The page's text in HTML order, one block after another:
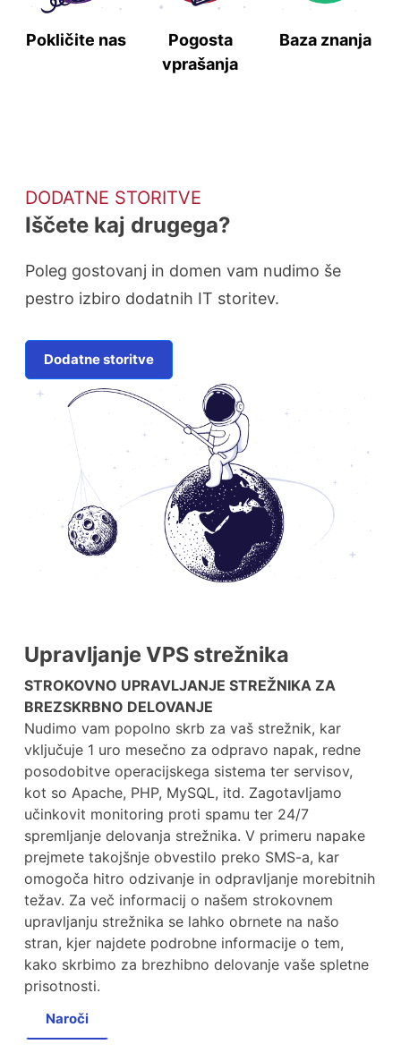
Pokličite nas
Pogosta
vprašanja
Baza znanja
DODATNE STORITVE
Iščete kaj drugega?
Poleg gostovanj in domen vam nudimo še
pestro izbiro dodatnih IT storitev.
Dodatne storitve
Upravljanje VPS strežnika
STROKOVNO UPRAVLJANJE STREŽNIKA ZA
BREZSKRBNO DELOVANJE
Nudimo vam popolno skrb za vaš strežnik, kar
vključuje 1 uro mesečno za odpravo napak, redne
posodobitve operacijskega sistema ter servisov,
kot so Apache, PHP, MySQL, itd. Zagotavljamo
učinkovit monitoring proti spamu ter 24/7
spremljanje delovanja strežnika. V primeru napake
prejmete takojšnje obvestilo preko SMS-a, kar
omogoča hitro odzivanje in odpravljanje morebitnih
težav. Za več informacij o našem strokovnem
upravljanju strežnika se lahko obrnete na našo
stran, kjer najdete podrobne informacije o tem,
kako skrbimo za brezhibno delovanje vaše spletne
prisotnosti.
Naroči